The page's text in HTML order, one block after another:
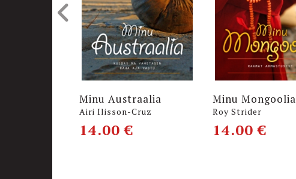
Minu Austraalia
Airi Ilisson-Cruz
14.00€
Minu Mongoolia
Roy Strider
14.00€